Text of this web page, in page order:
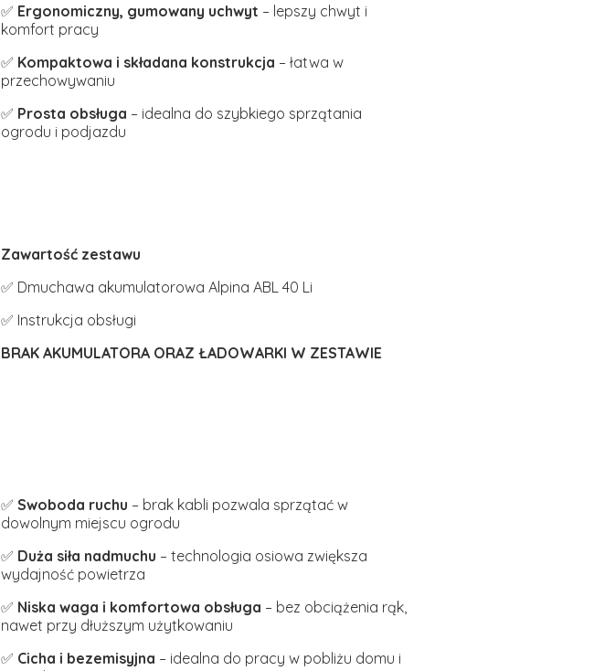
✅ Ergonomiczny, gumowany uchwyt – lepszy chwyt i
komfort pracy
✅ Kompaktowa i składana konstrukcja – łatwa w
przechowywaniu
✅ Prosta obsługa – idealna do szybkiego sprzątania
ogrodu i podjazdu
Zawartość zestawu
✅ Dmuchawa akumulatorowa Alpina ABL 40 Li
✅ Instrukcja obsługi
BRAK AKUMULATORA ORAZ ŁADOWARKI W ZESTAWIE
✅ Swoboda ruchu – brak kabli pozwala sprzątać w
dowolnym miejscu ogrodu
✅ Duża siła nadmuchu – technologia osiowa zwiększa
wydajność powietrza
✅ Niska waga i komfortowa obsługa – bez obciążenia rąk,
nawet przy dłuższym użytkowaniu
✅ Cicha i bezemisyjna – idealna do pracy w pobliżu domu i